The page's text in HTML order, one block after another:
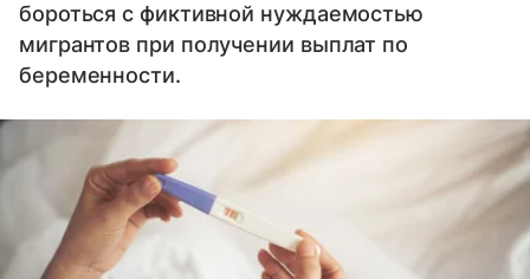
бороться с фиктивной нуждаемостью
мигрантов при получении выплат по
беременности.